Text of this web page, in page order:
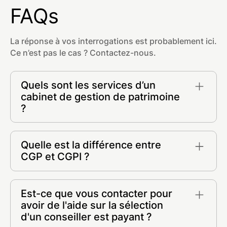
FAQs
La réponse à vos interrogations est probablement ici.
Ce n’est pas le cas ? Contactez-nous.
Quels sont les services d’un
cabinet de gestion de patrimoine
?
investissements
- Stratégie patrimoniale et ingénierie
- Optimisation de votre fiscalité
- Conseil en gestion sur la planification de votre
succession
- Courtier en crédit
Quelle est la différence entre
CGP et CGPI ?
professionnels dans le domaine de la gestion de
patrimoine réglementés par l'ORIAS et l'AMF.
Les termes CGP et CGPI signifient
respectivement "Conseiller en Gestion de
Est-ce que vous contacter pour
avoir de l'aide sur la sélection
d'un conseiller est payant ?